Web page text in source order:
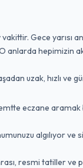
Gece yarısı
hepimizin
uzak, hızlı ve
eczane
algılıyor ve
resmi tatiller ve